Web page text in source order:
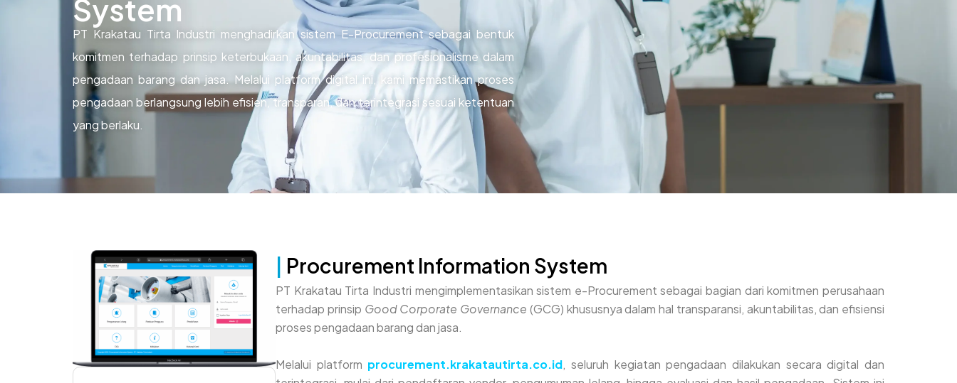
System
PT Krakatau Tirta Industri menghadirkan sistem E-Procurement sebagai bentuk
komitmen terhadap prinsip keterbukaan, akuntabilitas, dan profesionalisme dalam
pengadaan barang dan jasa. Melalui platform digital ini, kami memastikan proses
pengadaan berlangsung lebih efisien, transparan, dan terintegrasi sesuai ketentuan
yang berlaku.
Procurement Information System
PT Krakatau Tirta Industri mengimplementasikan sistem e-Procurement sebagai bagian dari komitmen perusahaan
terhadap prinsip Good Corporate Governance (GCG) khususnya dalam hal transparansi, akuntabilitas, dan efisiensi
proses pengadaan barang dan jasa.
Melalui platform procurement.krakatautirta.co.id, seluruh kegiatan pengadaan dilakukan secara digital dan